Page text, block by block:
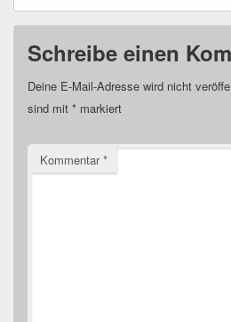
Schreibe einen
Deine E-Mail-Adresse wird nicht
sind mit * markiert
Kommentar*